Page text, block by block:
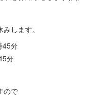
します。
45分
分
ので